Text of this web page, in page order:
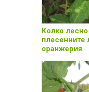
Колко
плесенните
оранжерия